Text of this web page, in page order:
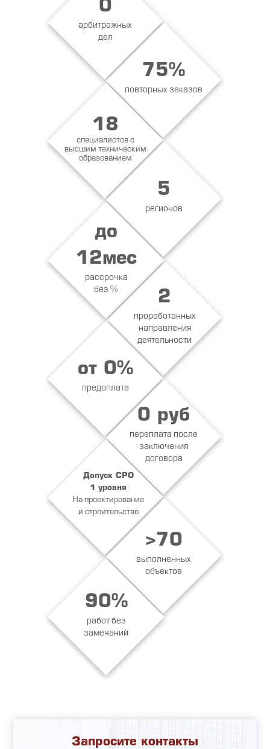
0
арбитражных
дел
75%
повторных заказов
18
специалистов с
высшим техническим
образованием
5
регионов
до
12мес
рассрочка
без %
2
проработанных
направления
деятельности
от 0%
предоплата
0 руб
переплата после
заключения
договора
Допуск СРО
1 уровня
На проектирование
и строительство
>70
выполненных
объектов
90%
работ без
замечаний
Запросите контакты